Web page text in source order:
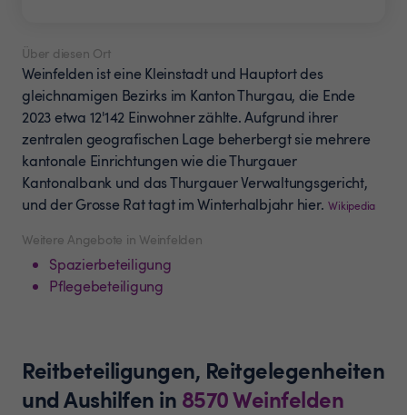
Weitere Angebote in Weinfelden
Spazierbeteiligung
Pflegebeteiligung
Über diesen Ort
Weinfelden ist eine Kleinstadt und Hauptort des
gleichnamigen Bezirks im Kanton Thurgau, die Ende
2023 etwa 12'142 Einwohner zählte. Aufgrund ihrer
zentralen geografischen Lage beherbergt sie mehrere
kantonale Einrichtungen wie die Thurgauer
Kantonalbank und das Thurgauer Verwaltungsgericht,
und der Grosse Rat tagt im Winterhalbjahr hier. Wikipedia
Reitbeteiligungen, Reitgelegenheiten
und Aushilfen in 8570Weinfelden